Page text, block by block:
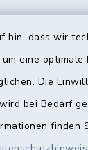
hin, dass wir
eine
Die
bei Bedarf
finden